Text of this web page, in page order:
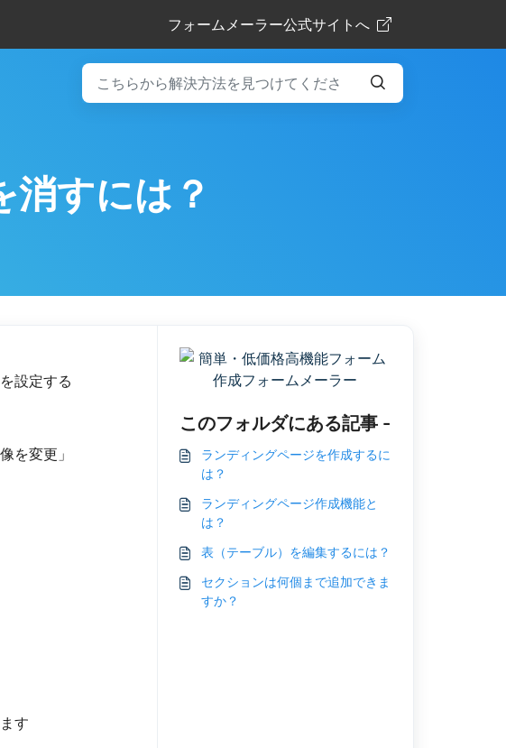
フォームメーラー公式サイトへ
すには？
設定する
を変更」
す
このフォルダにある記事 -
ランディングページを作成するに
は？
ランディングページ作成機能と
は？
表（テーブル）を編集するには？
セクションは何個まで追加できま
すか？